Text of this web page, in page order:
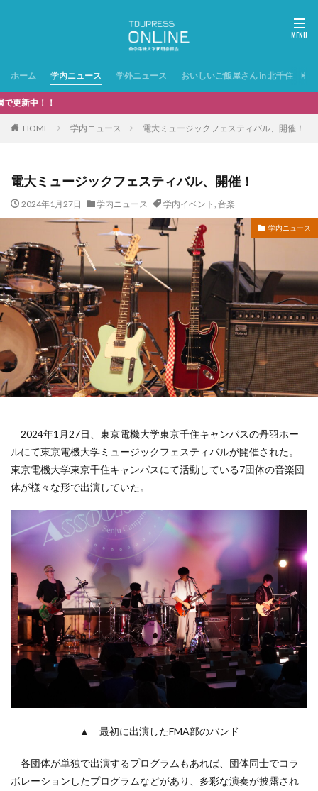
ホーム 学内ニュース 学外ニュース おいしいご飯屋さん in 北千住
！！
HOME 学内ニュース 電大ミュージックフェスティバル、開催！
電大ミュージックフェスティバル、開催！
2024年1月27日 学内ニュース 学内イベント , 音楽
学内ニュース
2024年1月27日、東京電機大学東京千住キャンパスの丹羽ホー
ルにて東京電機大学ミュージックフェスティバルが開催された。
東京電機大学東京千住キャンパスにて活動している7団体の音楽団
体が様々な形で出演していた。
▲ 最初に出演したFMA部のバンド
各団体が単独で出演するプログラムもあれば、団体同士でコラ
ボレーションしたプログラムなどがあり、多彩な演奏が披露され